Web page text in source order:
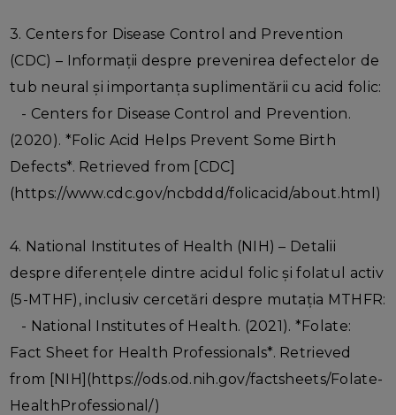
3. Centers for Disease Control and Prevention
(CDC) – Informații despre prevenirea defectelor de
tub neural și importanța suplimentării cu acid folic:
- Centers for Disease Control and Prevention.
(2020). *Folic Acid Helps Prevent Some Birth
Defects*. Retrieved from [CDC]
(https://www.cdc.gov/ncbddd/folicacid/about.html)
4. National Institutes of Health (NIH) – Detalii
despre diferențele dintre acidul folic și folatul activ
(5-MTHF), inclusiv cercetări despre mutația MTHFR:
- National Institutes of Health. (2021). *Folate:
Fact Sheet for Health Professionals*. Retrieved
from [NIH](https://ods.od.nih.gov/factsheets/Folate-
HealthProfessional/)